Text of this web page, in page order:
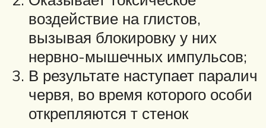
воздействие на глистов,
вызывая блокировку у них
нервно-мышечных импульсов;
В результате наступает паралич
червя, во время которого особи
открепляются т стенок